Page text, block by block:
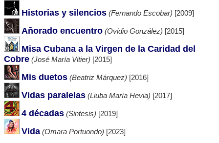
Historias y silencios (Fernando Escobar) [2009]
Añorado encuentro (Ovidio González) [2015]
Misa Cubana a la Virgen de la Caridad del
Cobre (José María Vitier) [2015]
Mis duetos (Beatriz Márquez) [2016]
Vidas paralelas (Liuba María Hevia) [2017]
4 décadas (Sintesis) [2019]
Vida (Omara Portuondo) [2023]